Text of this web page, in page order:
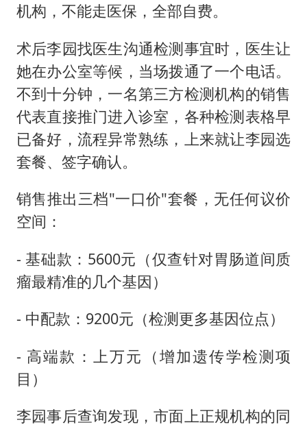
机构，不能走医保，全部自费。
术后李园找医生沟通检测事宜时，医生让
她在办公室等候，当场拨通了一个电话。
不到十分钟，一名第三方检测机构的销售
代表直接推门进入诊室，各种检测表格早
已备好，流程异常熟练，上来就让李园选
套餐、签字确认。
销售推出三档"一口价"套餐，无任何议价
空间：
- 基础款：5600元（仅查针对胃肠道间质
瘤最精准的几个基因）
- 中配款：9200元（检测更多基因位点）
- 高端款：上万元（增加遗传学检测项
目）
李园事后查询发现，市面上正规机构的同